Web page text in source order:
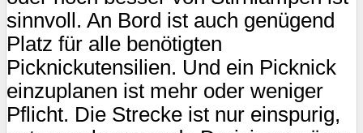
sinnvoll. An Bord ist auch genügend
Platz für alle benötigten
Picknickutensilien. Und ein Picknick
einzuplanen ist mehr oder weniger
Pflicht. Die Strecke ist nur einspurig,